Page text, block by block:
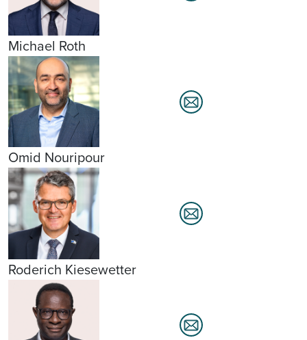
Michael Roth
Omid Nouripour
Roderich Kiesewetter